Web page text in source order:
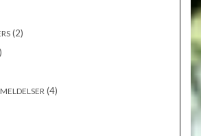
(2)
(4)